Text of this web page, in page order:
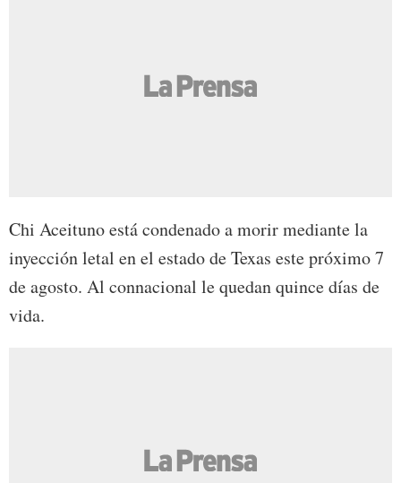
Chi Aceituno está condenado a morir mediante la
inyección letal en el estado de Texas este próximo 7
de agosto. Al connacional le quedan quince días de
vida.